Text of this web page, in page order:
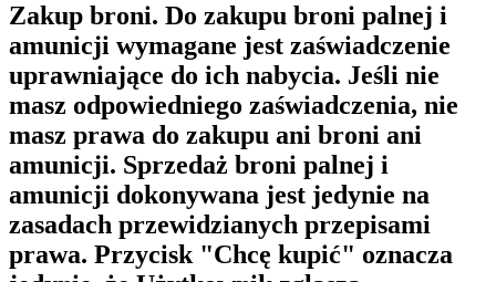
Zakup broni. Do zakupu broni palnej i
amunicji wymagane jest zaświadczenie
uprawniające do ich nabycia. Jeśli nie
masz odpowiedniego zaświadczenia, nie
masz prawa do zakupu ani broni ani
amunicji. Sprzedaż broni palnej i
amunicji dokonywana jest jedynie na
zasadach przewidzianych przepisami
prawa. Przycisk "Chcę kupić" oznacza